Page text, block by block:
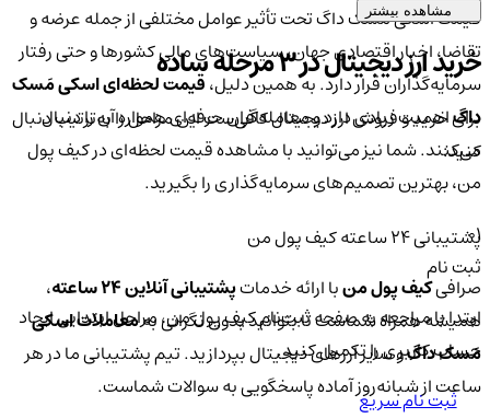
قیمت اسکی مَسک داگ تحت تأثیر عوامل مختلفی از جمله عرضه و
تقاضا، اخبار اقتصادی جهان، سیاست‌های مالی کشورها و حتی رفتار
سرمایه‌گذاران قرار دارد. به همین دلیل،قیمت لحظه‌ای اسکی مَسک
داگاهمیت زیادی دارد و معامله‌گران حرفه‌ای همواره آن را دنبال
می‌کنند. شما نیز می‌توانید با مشاهده قیمت لحظه‌ای در کیف پول
من، بهترین تصمیم‌های سرمایه‌گذاری را بگیرید.
پشتیبانی ۲۴ ساعته کیف پول من
صرافیکیف پول منبا ارائه خدماتپشتیبانی آنلاین ۲۴ ساعته
،
همیشه همراه شماست تا بتوانید بدون نگرانی بهمعاملات اسکی
مَسک داگو سایر ارزهای دیجیتال بپردازید. تیم پشتیبانی ما در هر
ساعت از شبانه‌روز آماده پاسخگویی به سوالات شماست.
مشاهده بیشتر
خرید ارز دیجیتال در 3 مرحله ساده
برای خرید و فروش ارز دیجیتال کافی‌ست این مراحل را به‌ترتیب دنبال
کنید:
01
ثبت نام
ابتدا با مراجعه به صفحه ثبت‌نام کیف‌ پول من، مراحل ابتدایی ایجاد
حساب کاربری را تکمیل کنید.
ثبت نام سریع